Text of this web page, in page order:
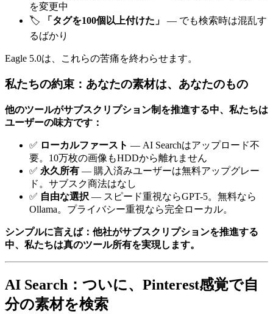
を変更中
🏷️
「タグを100個以上付けた」
— でも検索時は混乱す
るばかり
Eagle 5.0は、これらの苦痛を終わらせます。
私たちの約束：あなたの素材は、あなたのもの
他のツールがサブスクリプション制を推進する中、私たちは
ユーザーの味方です：
✅ ローカルファースト — AI Searchはアップロード不
要。10万枚の画像もHDDから離れません
✅ 永久所有 — 購入済みユーザーは無料アップグレー
ド。サブスク商法はなし
✅ 自由な選択 — スピード重視ならGPT-5。無料なら
Ollama。プライバシー重視なら完全ローカル。
シンプルに言えば：他社がサブスクリプションを推進する
中、私たちは真のツール所有を実現します。
AI Search：ついに、Pinterest感覚で自
分の素材を検索